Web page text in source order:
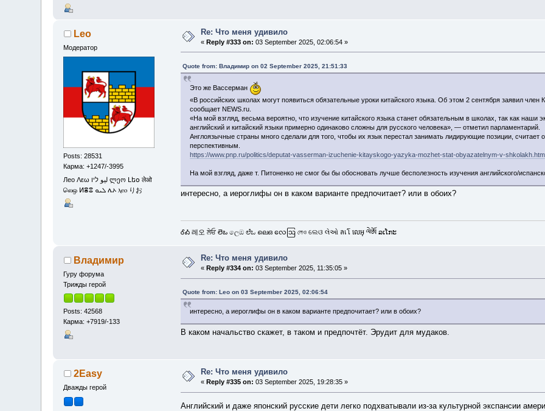
Leo
Модератор
Posts: 28531
Карма: +1247/-3995
Лео Λεω ليو ליו ლეო Լեօ लेओ
லெஒ ⵍⴻⵓ ܠܝܘ ሌኦ ⲗⲉⲟ りお
Re: Что меня удивило
« Reply #333 on: 03 September 2025, 02:06:54 »
Quote from: Владимир on 02 September 2025, 21:51:33
Это же Вассерман
«В российских школах могут появиться обязательные уроки китайского языка. Об этом 2 сентября заявил
сообщает NEWS.ru.
«На мой взгляд, весьма вероятно, что изучение китайского языка станет обязательным в школах, так как наши
английский и китайский языки примерно одинаково сложны для русского человека», — отметил парламентарий.
Англоязычные страны много сделали для того, чтобы их язык перестал занимать лидирующие позиции, считает
перспективным.
https://www.pnp.ru/politics/deputat-vasserman-izuchenie-kitayskogo-yazyka-mozhet-stat-obyazatelnym-v-
На мой взгляд, даже т. Питоненко не смог бы бы обосновать лучше бесполезность изучения английского/
интересно, а иероглифы он в каком варианте предпочитает? или в обоих?
ᎴᎣ 레오 ਲੇਓ లెఒ ලෙඔ ಲೆಒ ലെഒ လေဩ লেও ଲେଓ લેઓ ลเโ លេអុ ལེཨོ ລເໂກະ
Владимир
Гуру форума
Трижды герой
Posts: 42568
Карма: +7919/-133
Re: Что меня удивило
« Reply #334 on: 03 September 2025, 11:35:05 »
Quote from: Leo on 03 September 2025, 02:06:54
интересно, а иероглифы он в каком варианте предпочитает? или в обоих?
В каком начальство скажет, в таком и предпочтёт. Эрудит для мудаков.
2Easy
Дважды герой
Re: Что меня удивило
« Reply #335 on: 03 September 2025, 19:28:35 »
Английский и даже японский русские дети легко подхватывали из-за культурной экспансии